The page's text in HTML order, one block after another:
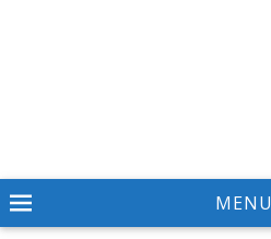
MENU